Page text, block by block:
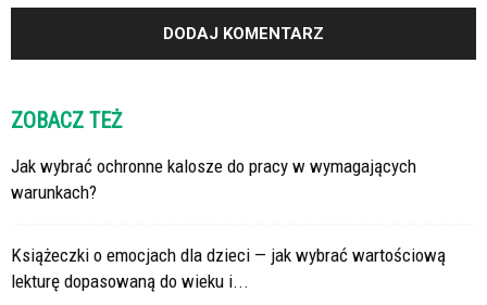
ZOBACZ TEŻ
Jak wybrać ochronne kalosze do pracy w wymagających
warunkach?
Książeczki o emocjach dla dzieci — jak wybrać wartościową
lekturę dopasowaną do wieku i...